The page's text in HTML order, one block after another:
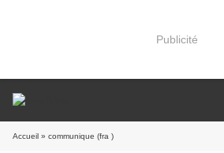
Publicité
Accueil » communique (fra )